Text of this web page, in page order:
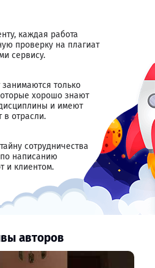
каждая работа
проверку на плагиат
сервису.
только
хорошо знают
и имеют
в отрасли.
сотрудничества
написанию
и клиентом.
авторов